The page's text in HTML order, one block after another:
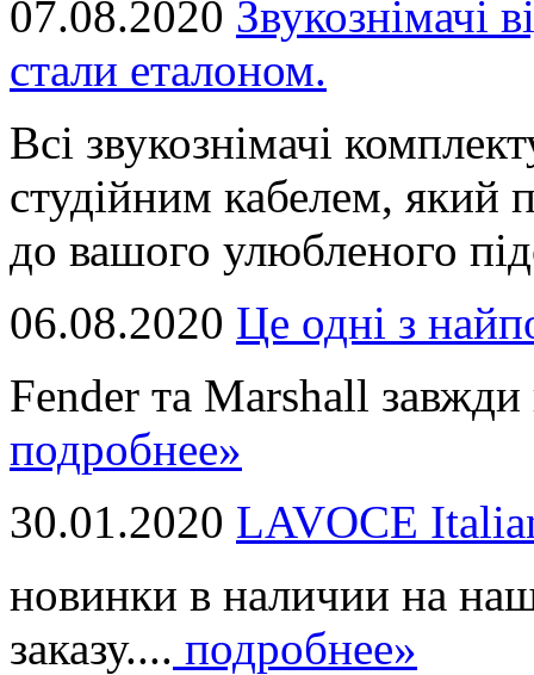
07.08.2020 Звукознімачі
стали еталоном.
Всі звукознімачі
студійним кабелем, який
до вашого улюбленого
06.08.2020 Це однi з
Fender та Marshall завжди
подробнее»
30.01.2020 LAVOCE
новинки в наличии на
заказу.... подробнее»